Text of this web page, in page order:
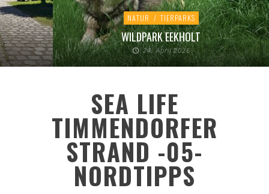
NATUR / TIERPARKS
WILDPARK EEKHOLT
24. April 2026
SEA LIFE
TIMMENDORFER
STRAND -05-
NORDTIPPS